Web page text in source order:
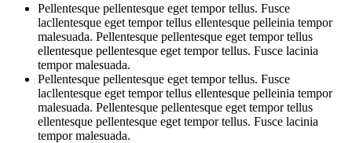
Pellentesque pellentesque eget tempor tellus. Fusce
lacllentesque eget tempor tellus ellentesque pelleinia tempor
malesuada. Pellentesque pellentesque eget tempor tellus
ellentesque pellentesque eget tempor tellus. Fusce lacinia
tempor malesuada.
Pellentesque pellentesque eget tempor tellus. Fusce
lacllentesque eget tempor tellus ellentesque pelleinia tempor
malesuada. Pellentesque pellentesque eget tempor tellus
ellentesque pellentesque eget tempor tellus. Fusce lacinia
tempor malesuada.